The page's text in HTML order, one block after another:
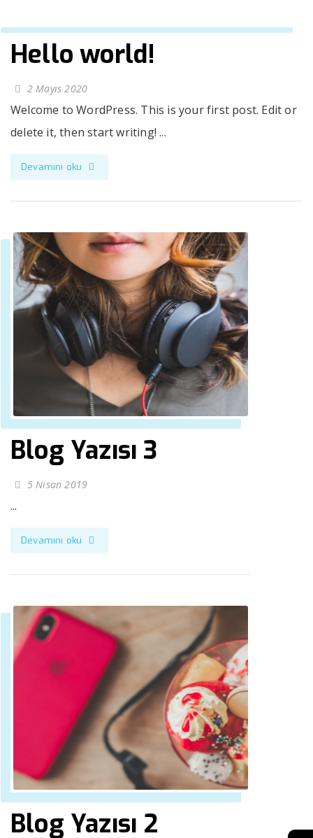
Hello world!
2 Mayıs 2020
Welcome to WordPress. This is your first post. Edit or
delete it, then start writing! ...
Devamını oku
Blog Yazısı 3
5 Nisan 2019
...
Devamını oku
Blog Yazısı 2